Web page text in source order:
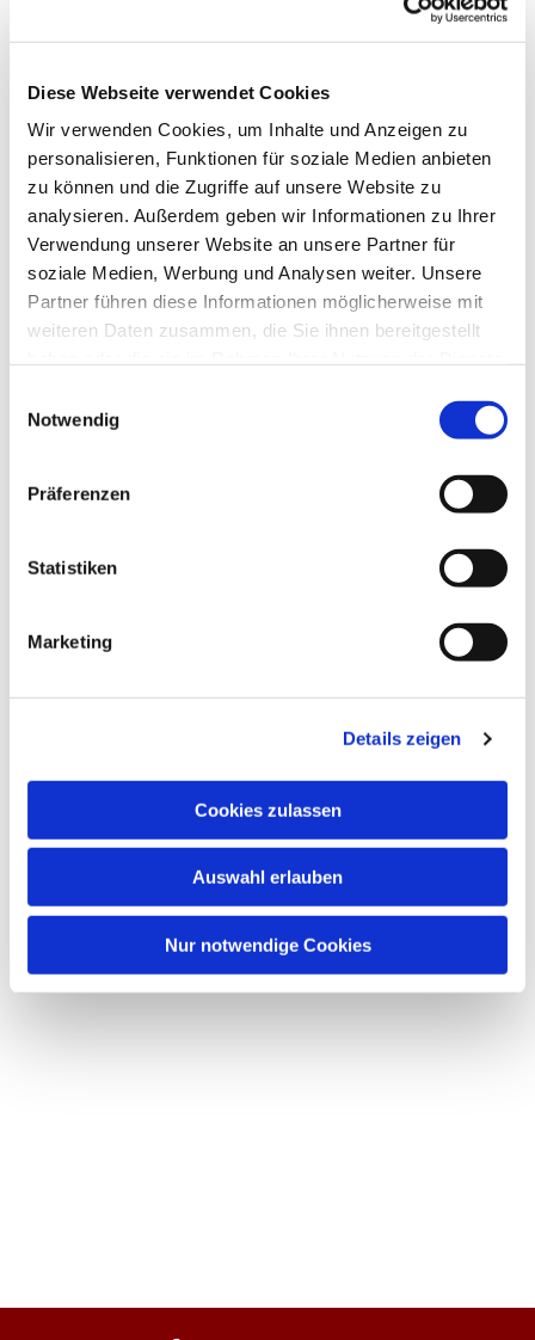
Diese Webseite verwendet Cookies
Wir verwenden Cookies, um Inhalte und Anzeigen zu
personalisieren, Funktionen für soziale Medien anbieten
zu können und die Zugriffe auf unsere Website zu
analysieren. Außerdem geben wir Informationen zu Ihrer
Verwendung unserer Website an unsere Partner für
soziale Medien, Werbung und Analysen weiter. Unsere
Partner führen diese Informationen möglicherweise mit
weiteren Daten zusammen, die Sie ihnen bereitgestellt
Notwendig
Präferenzen
Statistiken
Marketing
Details zeigen
Cookies zulassen
Auswahl erlauben
Nur notwendige Cookies